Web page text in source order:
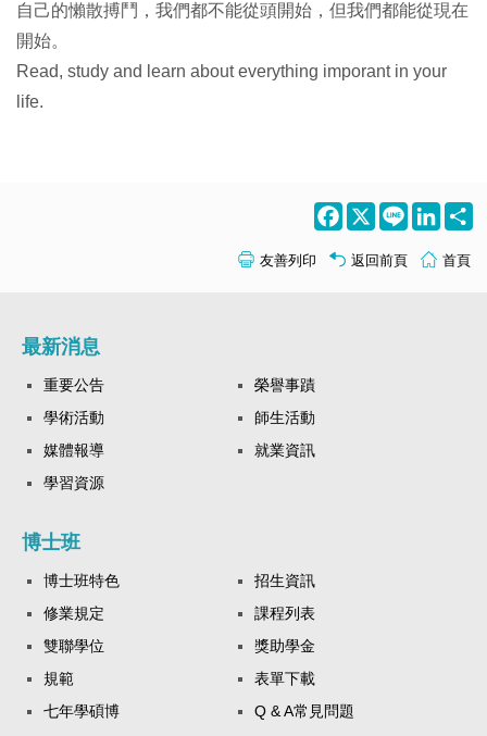
自己的懶散搏鬥，我們都不能從頭開始，但我們都能從現在
開始。
Read, study and learn about everything imporant in your
life.
Facebook
X Line
友善列印 返回前頁 首頁
最新消息
重要公告
榮譽事蹟
學術活動
師生活動
媒體報導
就業資訊
學習資源
博士班
博士班特色
招生資訊
修業規定
課程列表
雙聯學位
獎助學金
規範
表單下載
七年學碩博
Q & A常見問題